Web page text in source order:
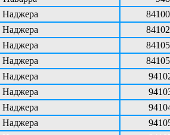
Наджера
Наджера
Наджера
Наджера
Наджера
Наджера
Наджера
Наджера